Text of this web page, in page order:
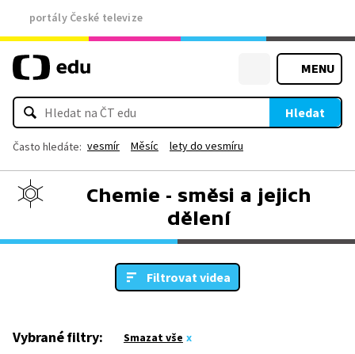
portály České televize
MENU
Hledat
Často hledáte: vesmír Měsíc lety do vesmíru
Chemie - směsi a jejich
dělení
Filtrovat videa
Vybrané filtry: Smazat vše